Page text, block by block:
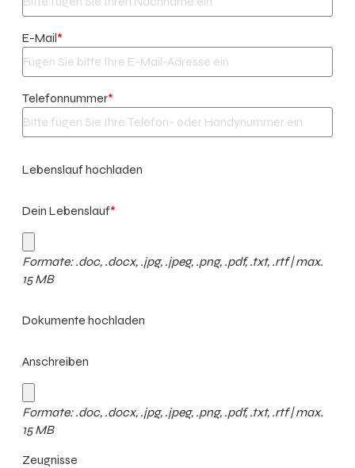
E-Mail*
Telefonnummer*
Lebenslauf hochladen
Dein Lebenslauf*
Formate: .doc, .docx, .jpg, .jpeg, .png, .pdf, .txt, .rtf | max.
15 MB
Dokumente hochladen
Anschreiben
Formate: .doc, .docx, .jpg, .jpeg, .png, .pdf, .txt, .rtf | max.
15 MB
Zeugnisse